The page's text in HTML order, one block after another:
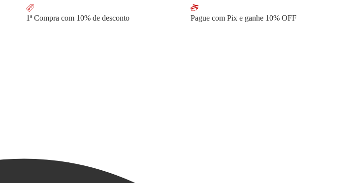
1ª Compra com 10% de desconto Pague com Pix e ganhe 10% OFF